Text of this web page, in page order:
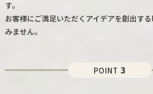
す。
お客様にご満足いただくアイデアを創出す
みません。
POINT 3